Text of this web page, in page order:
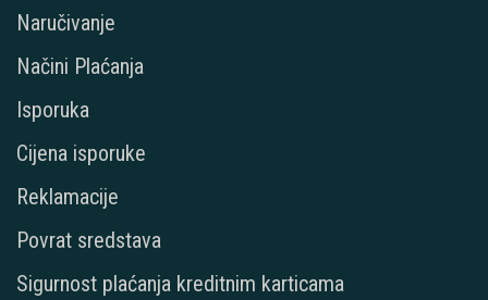
Naručivanje
Načini Plaćanja
Isporuka
Cijena isporuke
Reklamacije
Povrat sredstava
Sigurnost plaćanja kreditnim karticama